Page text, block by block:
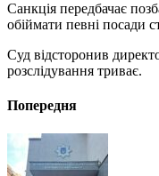
Санкція передбачає
обіймати певні посади
Суд відсторонив
розслідування триває.
Попередня